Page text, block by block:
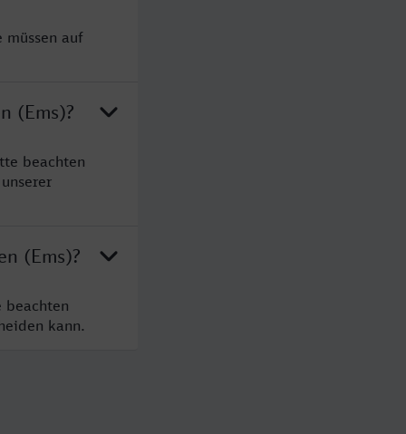
müssen auf
(Ems)?
beachten
(Ems)?
beachten
kann.